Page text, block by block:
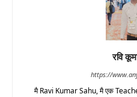
रवि
https://
मै Ravi Kumar Sahu, मै एक